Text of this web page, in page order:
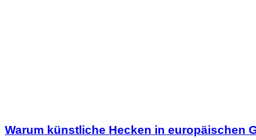
Warum künstliche Hecken in europäischen